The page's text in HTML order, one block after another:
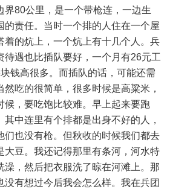
界80公里，是一个带枪连，一边生
的责任。当时一个排的人住在一个屋
着的炕上，一个炕上有十几个人。兵
待遇也比插队要好，一个月有26元工
钱高很多。而插队的话，可能还需
吃的很简单，很多时候是高粱米，
候，要吃饱比较难。早上起来要跑
中连里有个排都是出身不好的人，
们也没有枪。但秋收的时候我们都去
大豆。我还记得那里有条河，河水特
澡，然后把衣服洗了晾在河滩上。那
没有想过今后我会怎么样。我在兵团